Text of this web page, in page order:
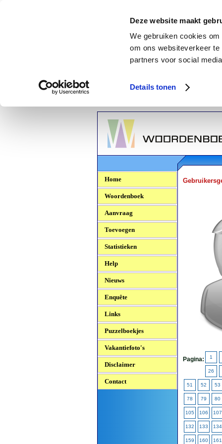
Deze website maakt
We gebruiken cookies
om ons websiteverkeer
partners voor social
Details tonen
Woordenboek.NU
Home
Woordenboek
Aanvraag
Toevoegen
Statistieken
Help
Nieuws
Enquête
Links
Puzzelboekjes
Vakantiefoto's
Disclaimer
Contact
Pagina: 1
26
51 52 53
78 79 80
105 106 107
132 133 134
159 160 161